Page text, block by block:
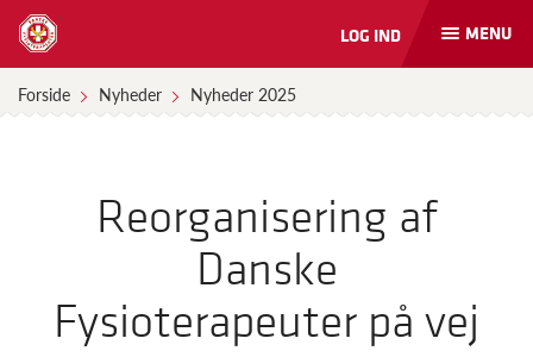
Åbn
og
MENU
LOG IND
Forside Nyheder Nyheder 2025
Reorganisering af
Danske
Fysioterapeuter på vej